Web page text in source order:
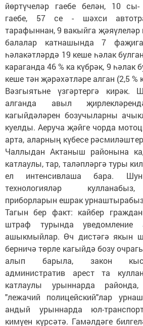
йөртүчеләр гаебе белән, 10 сы-
гаебе, 57 се - шәхси
тарафыннан, 9 вакыйга җәяүлеләр
балалар катнашында 7
һәлакәтләрдә 19 кеше һәлак
караганда 46 % ка күбрәк, 9 һәлак
кеше тән җәрәхәтләре алган (2,5 %
Вәзгыятьне үзгәртергә
алганда авыл
кагыйдәләрен бозучыларны
куелды. Аеруча җәйге чорда
арта, аларның күбесе
Чаллыдан Актаныш районына
катлаулы, тар, таләпләргә туры
ел интенсивлаша бара.
технологияләр
приборларын ешрак
Тагын бер факт: кайбер
штраф турында уведомление
ашыкмыйлар. Өч дистәгә якын
берничә төрле кагыйдә бозу
алып барыла, закон
административ арест та
катлаулы урыннарда
"лежачий полицейский"лар
андый урыннарда юл-
кимүен күрсәтә. Гамәлдәге